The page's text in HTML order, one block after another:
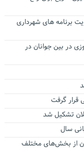
برنامه های شهرداری
در بین جوانان در
قرار گرفت
تشکیل شد
سال
از بخش‌های مختلف